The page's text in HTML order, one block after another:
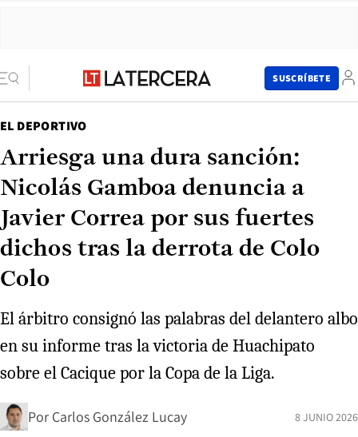
SUSCRÍBETE
EL DEPORTIVO
Arriesga una dura sanción:
Nicolás Gamboa denuncia a
Javier Correa por sus fuertes
dichos tras la derrota de Colo
Colo
El árbitro consignó las palabras del delantero albo
en su informe tras la victoria de Huachipato
sobre el Cacique por la Copa de la Liga.
Por Carlos González Lucay 8 JUNIO 2026